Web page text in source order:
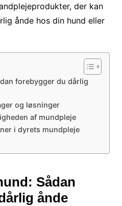
der kan
ånde hos din hund eller
forebygger du dårlig
og løsninger
af mundpleje
i dyrets mundpleje
Sådan
ånde